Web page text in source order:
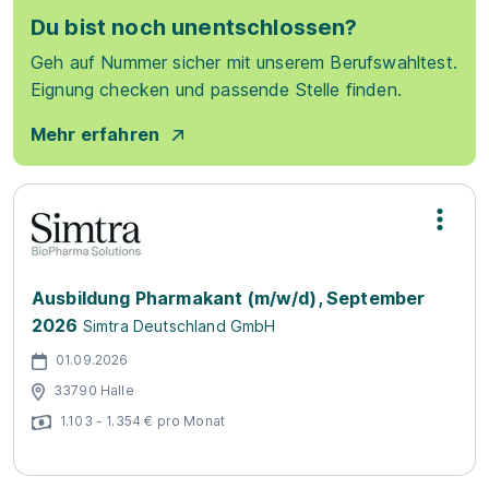
Du bist noch unentschlossen?
Geh auf Nummer sicher mit unserem Berufswahltest.
Eignung checken und passende Stelle finden.
Mehr erfahren
Ausbildung Pharmakant (m/w/d), September
2026 Simtra Deutschland GmbH
01.09.2026
33790 Halle
1.103 - 1.354 € pro Monat